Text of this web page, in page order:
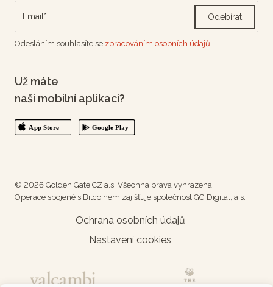
Odebírat
Odesláním souhlasíte se zpracováním osobních údajů.
Už máte
naši mobilní aplikaci?
© 2026 Golden Gate CZ a.s. Všechna práva vyhrazena.
Operace spojené s Bitcoinem zajišťuje společnost GG Digital, a.s.
Ochrana osobních údajů
Nastavení cookies